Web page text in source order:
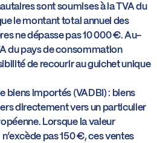
sont soumises à la TVA du
le montant total annuel des
ne dépasse pas 10 000 €. Au-
du pays de consommation
de recourir au guichet unique
biens importés (VADBI) : biens
directement vers un particulier
Lorsque la valeur
pas 150 €, ces ventes